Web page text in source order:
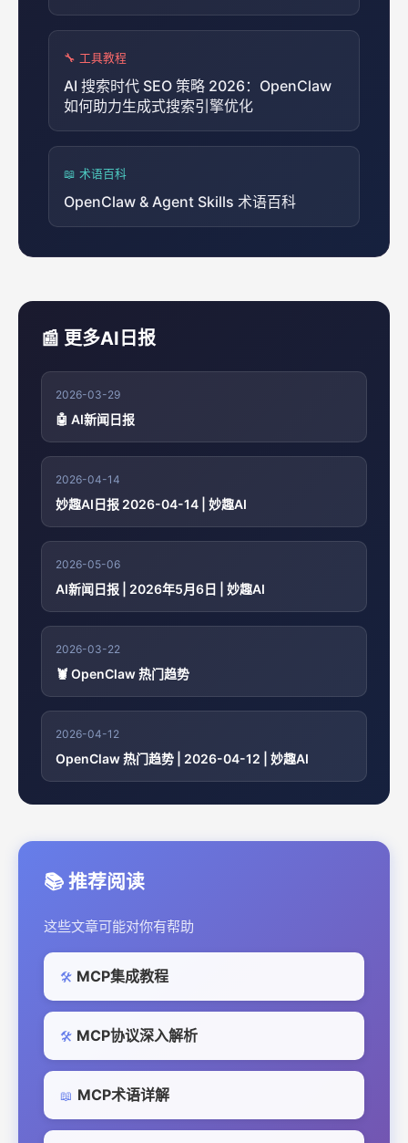
🔧 工具教程
AI 搜索时代 SEO 策略 2026：OpenClaw
如何助力生成式搜索引擎优化
📖 术语百科
OpenClaw & Agent Skills 术语百科
📰 更多AI日报
2026-03-29
🤖 AI新闻日报
2026-04-14
妙趣AI日报 2026-04-14 | 妙趣AI
2026-05-06
AI新闻日报 | 2026年5月6日 | 妙趣AI
2026-03-22
🦞 OpenClaw 热门趋势
2026-04-12
OpenClaw 热门趋势 | 2026-04-12 | 妙趣AI
📚 推荐阅读
这些文章可能对你有帮助
🛠️ MCP集成教程
🛠️ MCP协议深入解析
📖 MCP术语详解